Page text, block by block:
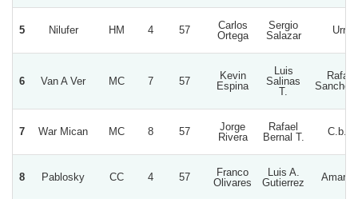
5 Nilufer HM 4 57
Carlos
Ortega
Sergio
Salazar
Urra
6 Van A Ver MC 7 57
Kevin
Espina
Luis
Salinas
T.
Rafael
Sanchez
7 War Mican MC 8 57
Jorge
Rivera
Rafael
Bernal T.
C.b.g.
8 Pablosky CC 4 57
Franco
Olivares
Luis A.
Gutierrez